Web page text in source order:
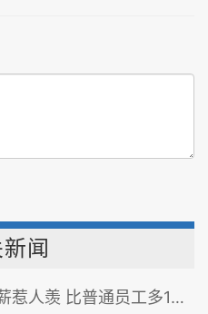
闻
人羡 比普通员工多182倍